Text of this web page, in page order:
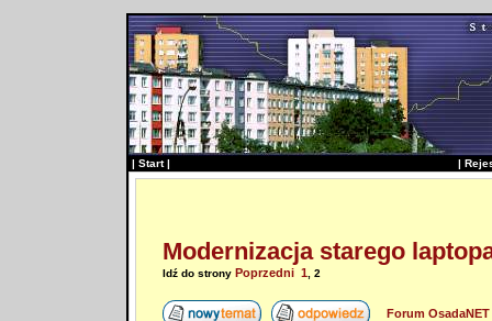
| Start| |
Modernizacja starego
Idź do strony Poprzedni 1, 2
Forum